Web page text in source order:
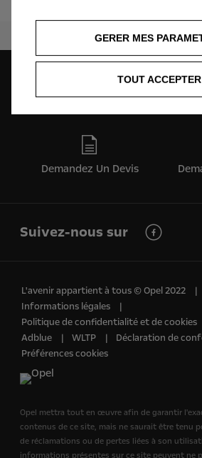
Demandez Un Devis
Suivez-nous sur
L'avenir appartient à tous © Opel 2022
Informations légales
Politique de confidentialité et de cookies
Adblue
WLTP
Déclaration de
Préférences cookies
Opel mettra tout en œuvre afin de garantir
contenus de ce site, mais ne saurait être tenu
de réclamations ou de pertes liées à son
informations présentes sur ce site peuvent ne
GERER MES
TOUT ACCEPTER